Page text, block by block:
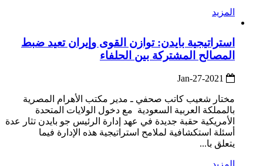
المزيد
استراتيجية بايدن: توازن القوى وإيران تعيد ضبط
المصالح المشتركة بين الحلفاء
مختار شعيب كاتب صحفي ـ مدير مكتب الأهرام المصرية
بالمملكة العربية السعودية مع دخول الولايات المتحدة
الأمريكية حقبة جديدة في عهد إدارة الرئيس جو بايدن تثار عدة
أسئلة استكشافية لملامح استراتيجية هذه الإدارة فيما
يتعلق با...
المزيد